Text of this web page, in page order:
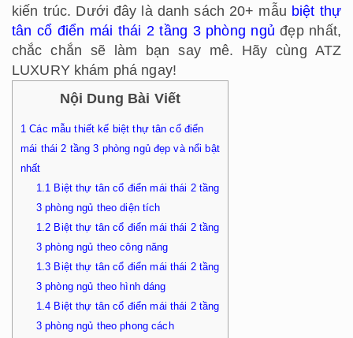
kiến trúc. Dưới đây là danh sách 20+ mẫu biệt thự
tân cổ điển mái thái 2 tầng 3 phòng ngủ đẹp nhất,
chắc chắn sẽ làm bạn say mê. Hãy cùng ATZ
LUXURY khám phá ngay!
Nội Dung Bài Viết
1 Các mẫu thiết kế biệt thự tân cổ điển
mái thái 2 tầng 3 phòng ngủ đẹp và nổi bật
nhất
1.1 Biệt thự tân cổ điển mái thái 2 tầng
3 phòng ngủ theo diện tích
1.2 Biệt thự tân cổ điển mái thái 2 tầng
3 phòng ngủ theo công năng
1.3 Biệt thự tân cổ điển mái thái 2 tầng
3 phòng ngủ theo hình dáng
1.4 Biệt thự tân cổ điển mái thái 2 tầng
3 phòng ngủ theo phong cách